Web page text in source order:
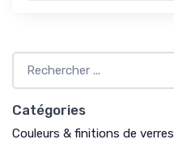
Catégories
Couleurs & finitions de verres